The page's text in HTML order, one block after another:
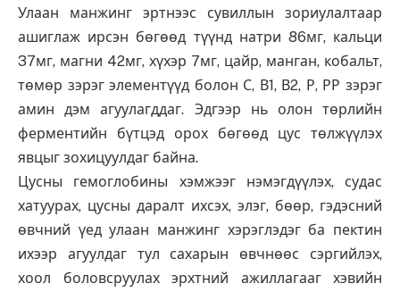
Улаан манжинг эртнээс сувиллын зориулалтаар
ашиглаж ирсэн бөгөөд түүнд натри 86мг, кальци
37мг, магни 42мг, хүхэр 7мг, цайр, манган, кобальт,
төмөр зэрэг элементүүд болон С, В1, В2, Р, РР зэрэг
амин дэм агуулагддаг. Эдгээр нь олон төрлийн
ферментийн бүтцэд орох бөгөөд цус төлжүүлэх
явцыг зохицуулдаг байна.
Цусны гемоглобины хэмжээг нэмэгдүүлэх, судас
хатуурах, цусны даралт ихсэх, элэг, бөөр, гэдэсний
өвчний үед улаан манжинг хэрэглэдэг ба пектин
ихээр агуулдаг тул сахарын өвчнөөс сэргийлэх,
хоол боловсруулах эрхтний ажиллагааг хэвийн